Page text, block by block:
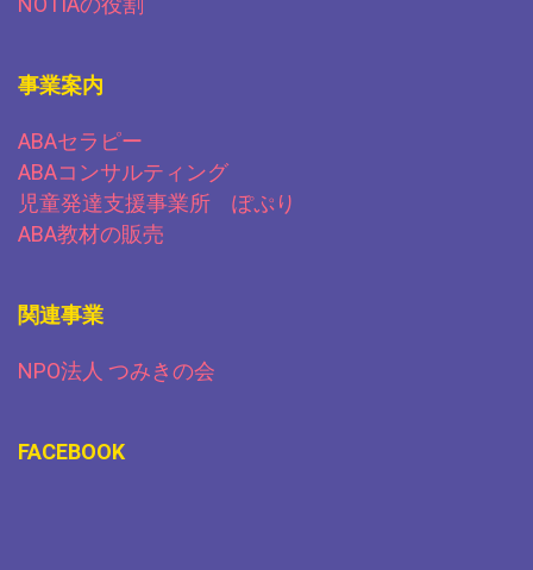
事業案内
ABAセラピー
ABAコンサルティング
児童発達支援事業所 ぽぷり
ABA教材の販売
関連事業
NPO法人 つみきの会
FACEBOOK